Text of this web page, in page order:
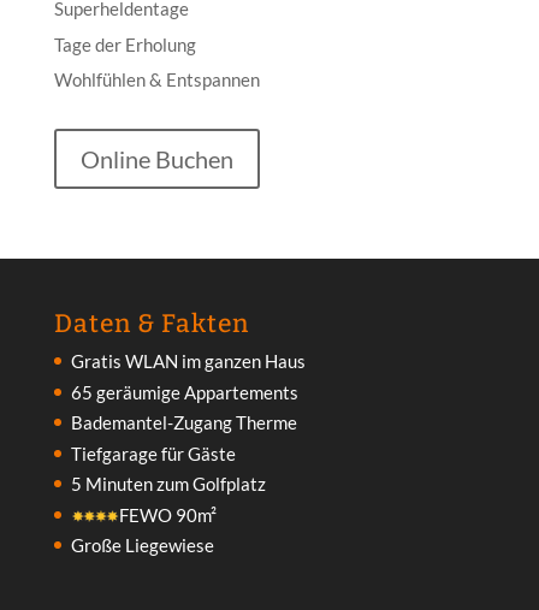
Superheldentage
Tage der Erholung
Wohlfühlen & Entspannen
Online Buchen
Daten & Fakten
Gratis WLAN im ganzen Haus
65 geräumige Appartements
Bademantel-Zugang Therme
Tiefgarage für Gäste
5 Minuten zum Golfplatz
FEWO 90m²
Große Liegewiese